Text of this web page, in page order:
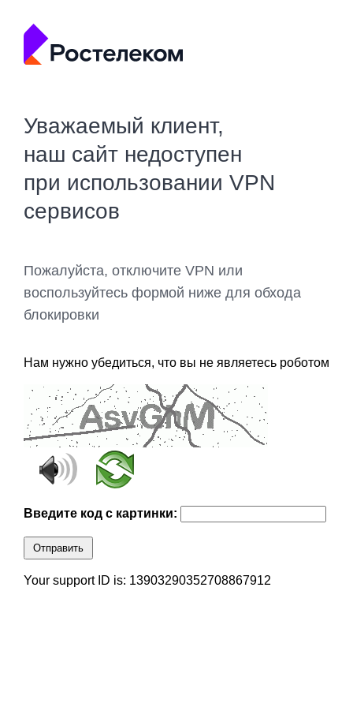
Уважаемый клиент,
наш сайт недоступен
при использовании VPN
сервисов
Пожалуйста, отключите VPN или
воспользуйтесь формой ниже для обхода
блокировки
Нам нужно убедиться, что вы не являетесь роботом
Введите код с картинки:
Отправить
Your support ID is: 13903290352708867912